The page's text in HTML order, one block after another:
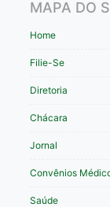
MAPA DO
Home
Filie-Se
Diretoria
Chácara
Jornal
Convênios
Saúde